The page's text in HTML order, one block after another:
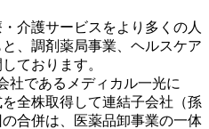
介護サービスをより多くの人
、調剤薬局事業、ヘルスケア
ております。
社であるメディカル一光に
全株取得して連結子会社（孫
合併は、医薬品卸事業の一体